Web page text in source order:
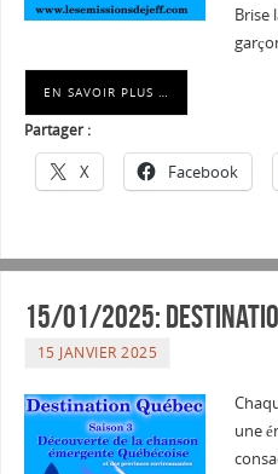
Brise
EN SAVOIR PLUS …
Partager :
X Facebook
15/01/2025:
15 JANVIER 2025
une